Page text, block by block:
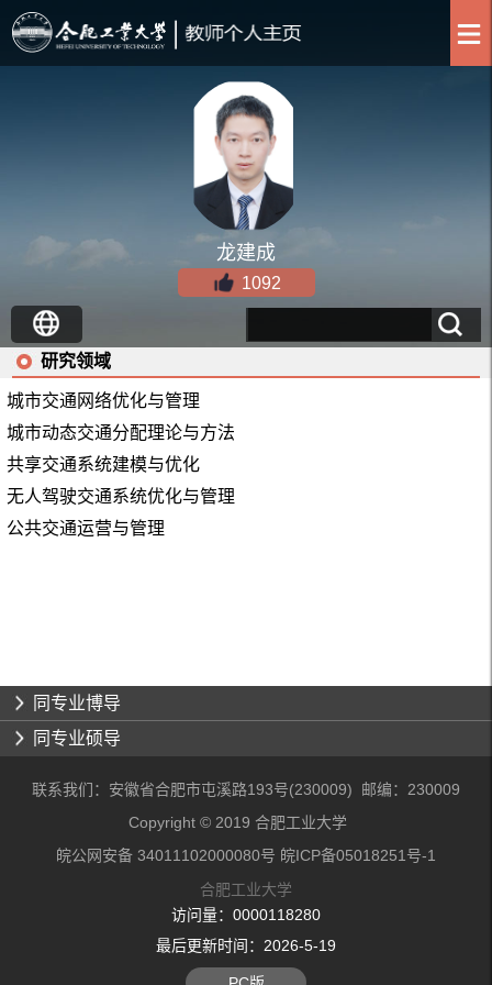
龙建成
1092
研究领域
城市交通网络优化与管理
城市动态交通分配理论与方法
共享交通系统建模与优化
无人驾驶交通系统优化与管理
公共交通运营与管理
同专业博导
同专业硕导
联系我们：安徽省合肥市屯溪路193号(230009) 邮编：230009
Copyright © 2019 合肥工业大学
皖公网安备 34011102000080号 皖ICP备05018251号-1
合肥工业大学
访问量： 0000118280
最后更新时间： 2026-5-19